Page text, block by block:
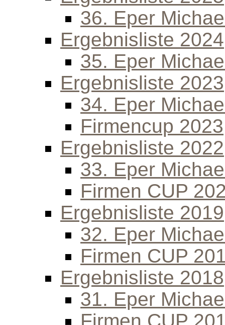
36. Eper
Ergebnisliste 2024
35. Eper
Ergebnisliste 2023
34. Eper
Firmencup 2023
Ergebnisliste 2022
33. Eper
Firmen CUP
Ergebnisliste 2019
32. Eper
Firmen CUP
Ergebnisliste 2018
31. Eper